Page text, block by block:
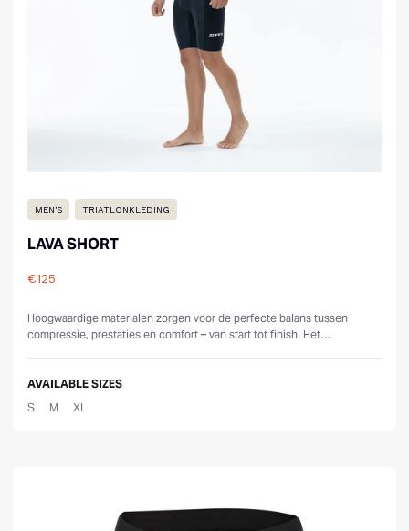
MEN'S TRIATLONKLEDING
LAVA SHORT
€125
Hoogwaardige materialen zorgen voor de perfecte balans tussen
compressie, prestaties en comfort – van start tot finish. Het
AVAILABLE SIZES
S
M XL